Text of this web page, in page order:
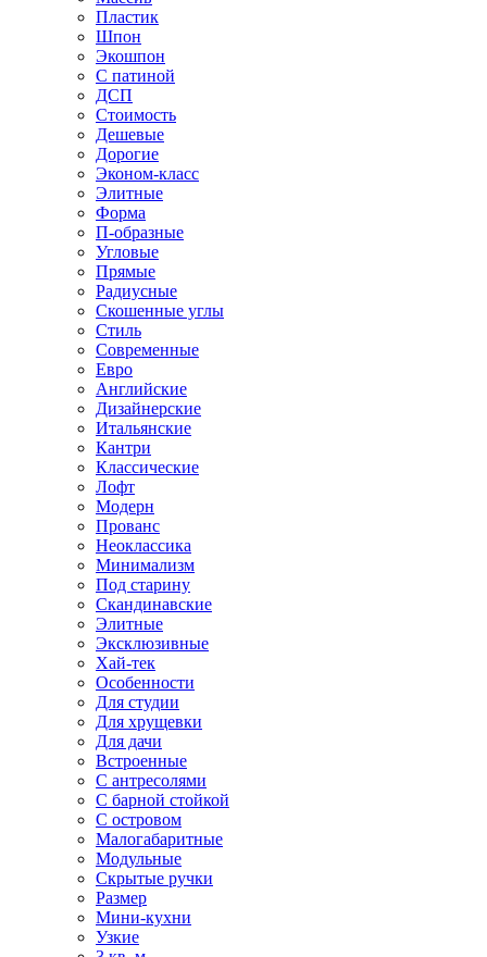
Пластик
Шпон
Экошпон
С патиной
ДСП
Стоимость
Дешевые
Дорогие
Эконом-класс
Элитные
Форма
П-образные
Угловые
Прямые
Радиусные
Скошенные углы
Стиль
Современные
Евро
Английские
Дизайнерские
Итальянские
Кантри
Классические
Лофт
Модерн
Прованс
Неоклассика
Минимализм
Под старину
Скандинавские
Элитные
Эксклюзивные
Хай-тек
Особенности
Для студии
Для хрущевки
Для дачи
Встроенные
С антресолями
С барной стойкой
С островом
Малогабаритные
Модульные
Скрытые ручки
Размер
Мини-кухни
Узкие